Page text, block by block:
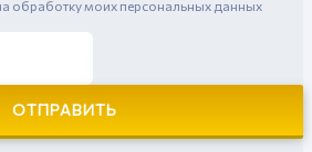
обработку моих персональных данных
ОТПРАВИТЬ